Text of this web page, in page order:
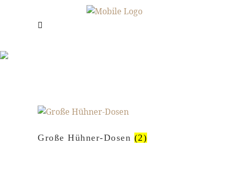
Große Hühner-Dosen (2)